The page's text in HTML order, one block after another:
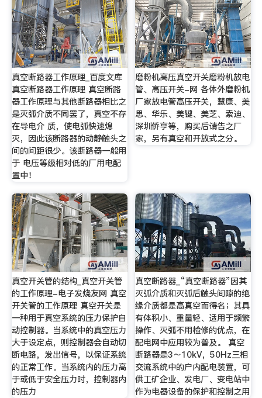
真空断路器工作原理_百度文库
真空断路器工作原理 真空断路
器工作原理与其他断路器相比之
是灭弧介质不同罢了，真空不存
在导电介 质，使电弧快速熄
灭，因此该断路器的动静触头之
间的间距很少。该断路器一般用
于 电压等级相对低的厂用电配
置中！
磨粉机高压真空开关磨粉机放电
管、高压开关-网 各体外磨粉机
厂家放电管高压开关，慧康、美
思、华乐、美键、美芝、索迪、
深圳侨亨等，购买后请告之厂
家，另有真空和开放式之分。
真空开关管的结构_真空开关管
的工作原理-电子发烧友网 真空
开关管的工作原理 真空开关是
一种用于真空系统的压力保护自
动控制器。当系统中的真空压力
大于设定点，则控制器会自动切
断电路，发出信号，以保证系统
的正常工作。当系统内的压力高
于或低于安全压力时，控制器内
的压力
真空断路器_“真空断路器”因其
灭弧介质和灭弧后触头间隙的绝
缘介质都是高真空而得名；其具
有体积小、重量轻、适用于频繁
操作、灭弧不用检修的优点，在
配电网中应用较为普及。 真空
断路器是3～10kV，50Hz三相
交流系统中的户内配电装置，可
供工矿企业、发电厂、变电站中
作为电器设备的保护和控制之用